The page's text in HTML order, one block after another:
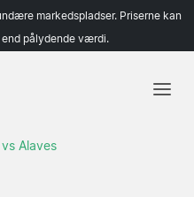
markedspladser. Priserne kan
pålydende værdi.
Alaves